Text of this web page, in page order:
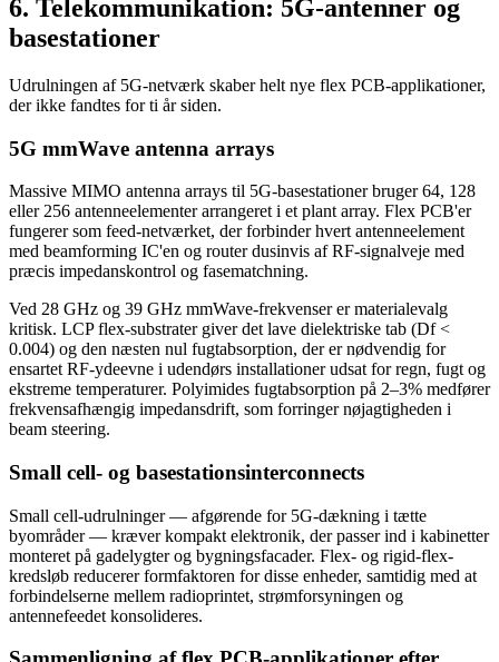
6. Telekommunikation: 5G-antenner og
basestationer
Udrulningen af 5G-netværk skaber helt nye flex PCB-applikationer,
der ikke fandtes for ti år siden.
5G mmWave antenna arrays
Massive MIMO antenna arrays til 5G-basestationer bruger 64, 128
eller 256 antenneelementer arrangeret i et plant array. Flex PCB'er
fungerer som feed-netværket, der forbinder hvert antenneelement
med beamforming IC'en og router dusinvis af RF-signalveje med
præcis impedanskontrol og fasematchning.
Ved 28 GHz og 39 GHz mmWave-frekvenser er materialevalg
kritisk. LCP flex-substrater giver det lave dielektriske tab (Df <
0.004) og den næsten nul fugtabsorption, der er nødvendig for
ensartet RF-ydeevne i udendørs installationer udsat for regn, fugt og
ekstreme temperaturer. Polyimides fugtabsorption på 2–3% medfører
frekvensafhængig impedansdrift, som forringer nøjagtigheden i
beam steering.
Small cell- og basestationsinterconnects
Small cell-udrulninger — afgørende for 5G-dækning i tætte
byområder — kræver kompakt elektronik, der passer ind i kabinetter
monteret på gadelygter og bygningsfacader. Flex- og rigid-flex-
kredsløb reducerer formfaktoren for disse enheder, samtidig med at
forbindelserne mellem radioprintet, strømforsyningen og
antennefeedet konsolideres.